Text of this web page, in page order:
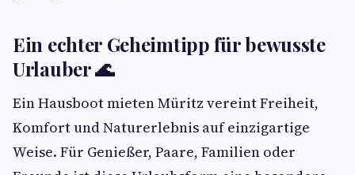
Ein echter Geheimtipp für bewusste
Urlauber 🌊
Ein Hausboot mieten Müritz vereint Freiheit,
Komfort und Naturerlebnis auf einzigartige
Weise. Für Genießer, Paare, Familien oder